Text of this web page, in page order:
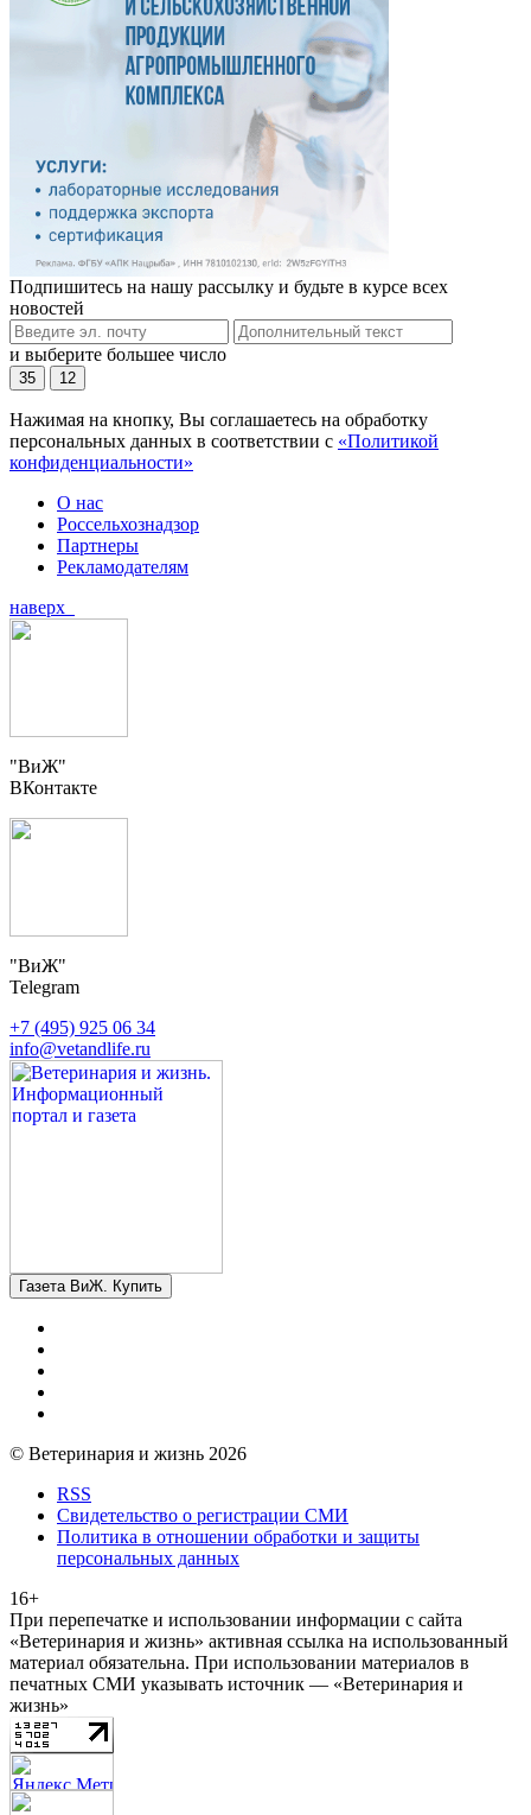
Подпишитесь на нашу рассылку и будьте в курсе всех
новостей
и выберите большее число
35 12
Нажимая на кнопку, Вы соглашаетесь на обработку
персональных данных в соответствии с «Политикой
конфиденциальности»
О нас
Россельхознадзор
Партнеры
Рекламодателям
наверх
"ВиЖ"
ВКонтакте
"ВиЖ"
Telegram
+7 (495) 925 06 34
info@vetandlife.ru
Газета ВиЖ. Купить
© Ветеринария и жизнь 2026
RSS
Свидетельство о регистрации СМИ
Политика в отношении обработки и защиты
персональных данных
16+
При перепечатке и использовании информации с сайта
«Ветеринария и жизнь» активная ссылка на использованный
материал обязательна. При использовании материалов в
печатных СМИ указывать источник — «Ветеринария и
жизнь»